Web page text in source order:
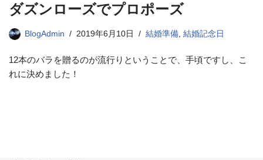
ダズンローズでプロポーズ
BlogAdmin 2019年6月10日 結婚準備 結婚記念日
12本のバラを贈るのが流行りということで、手頃ですし、こ
れに決めました！